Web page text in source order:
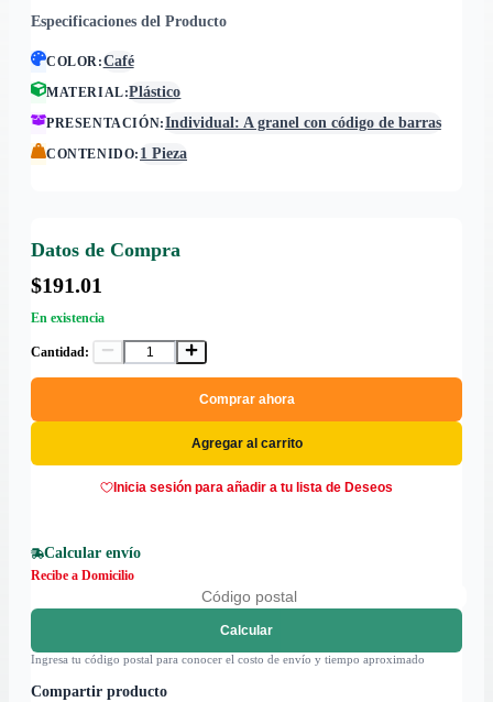
Especificaciones del Producto
COLOR:Café
MATERIAL:Plástico
PRESENTACIÓN:Individual: A granel con código de barras
CONTENIDO: 1 Pieza
Datos de Compra
$191.01
En existencia
Cantidad:
Comprar ahora
Agregar al carrito
Inicia sesión para añadir a tu lista de Deseos
Calcular envío
Recibe a Domicilio
Calcular
Ingresa tu código postal para conocer el costo de envío y tiempo aproximado
Compartir producto